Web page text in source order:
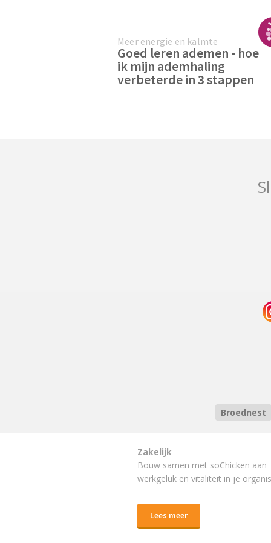
Meer energie en kalmte
Goed leren ademen - hoe
ik mijn ademhaling
verbeterde in 3 stappen
Broednest
Zakelijk
Bouw samen met soChicken aan
werkgeluk en vitaliteit in je
Lees meer